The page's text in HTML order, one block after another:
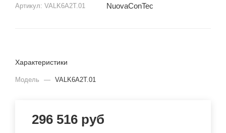
Артикул: VALK6A2T.01 NuovaConTec
Характеристики
Модель — VALK6A2T.01
296 516 руб